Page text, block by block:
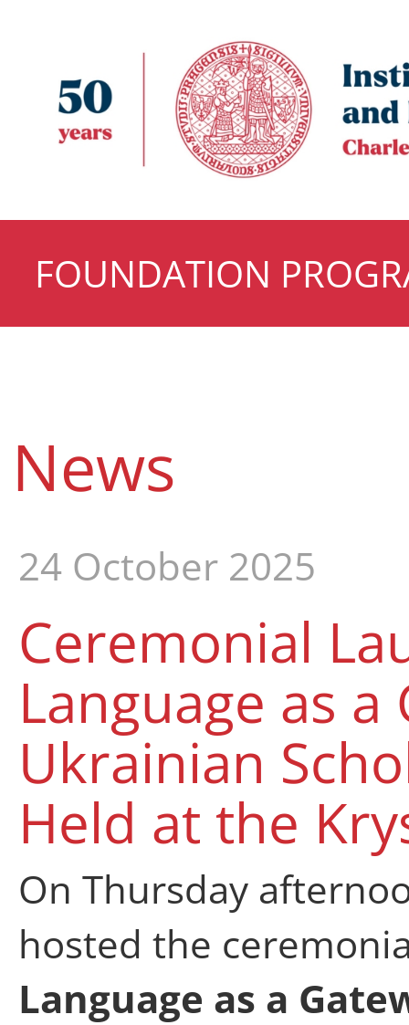
FOUNDATION
News
24 October 2025
Ceremonial
Language as
Ukrainian
Held at the
On Thursday
hosted the
Language as a